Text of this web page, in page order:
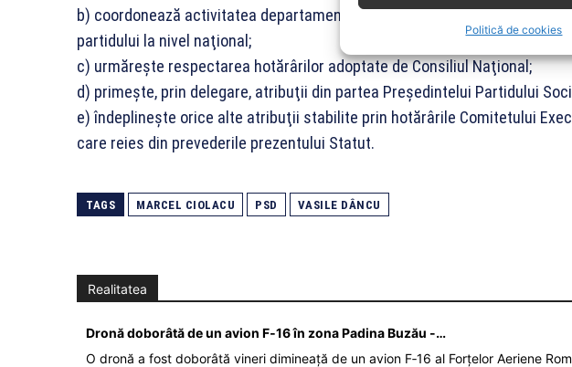
Politică de cookies
b) coordonează activitatea departamentelor, forumurilor, ligilor,
partidului la nivel naţional;
c) urmăreşte respectarea hotărârilor adoptate de Consiliul Naţional;
d) primeşte, prin delegare, atribuţii din partea Preşedintelui Partidului
e) îndeplineşte orice alte atribuţii stabilite prin hotărârile Comitetului
care reies din prevederile prezentului Statut.
TAGS MARCEL CIOLACU PSD VASILE DÂNCU
Realitatea
Dronă doborâtă de un avion F‑16 în zona Padina Buzău -…
O dronă a fost doborâtă vineri dimineață de un avion F‑16 al Forțelor Aeriene